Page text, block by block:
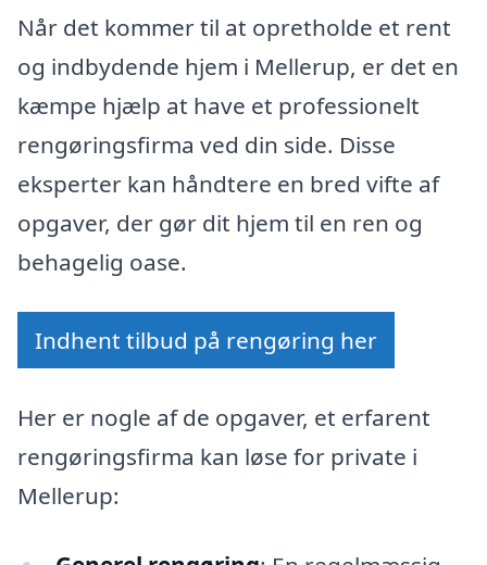
Når det kommer til at opretholde et rent
og indbydende hjem i Mellerup, er det en
kæmpe hjælp at have et professionelt
rengøringsfirma ved din side. Disse
eksperter kan håndtere en bred vifte af
opgaver, der gør dit hjem til en ren og
behagelig oase.
Indhent tilbud på rengøring her
Her er nogle af de opgaver, et erfarent
rengøringsfirma kan løse for private i
Mellerup: